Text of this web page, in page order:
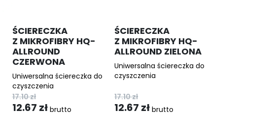
ŚCIERECZKA
Z MIKROFIBRY HQ-
ALLROUND
CZERWONA
Uniwersalna ściereczka do
czyszczenia
17.10zł
12.67 złbrutto
ŚCIERECZKA
Z MIKROFIBRY HQ-
ALLROUND ZIELONA
Uniwersalna ściereczka do
czyszczenia
17.10zł
12.67 zł brutto